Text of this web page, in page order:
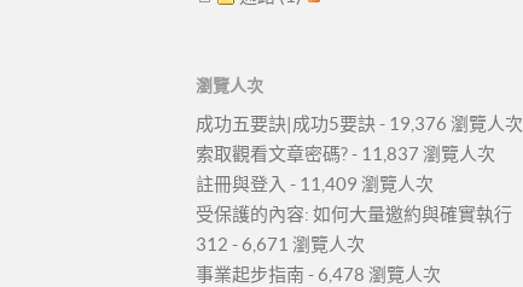
瀏覽人次
成功五要訣|成功5要訣- 19,376 瀏覽人次
索取觀看文章密碼?- 11,837 瀏覽人次
註冊與登入 - 11,409 瀏覽人次
受保護的內容: 如何大量邀約與確實執行
312 - 6,671 瀏覽人次
事業起步指南 - 6,478 瀏覽人次